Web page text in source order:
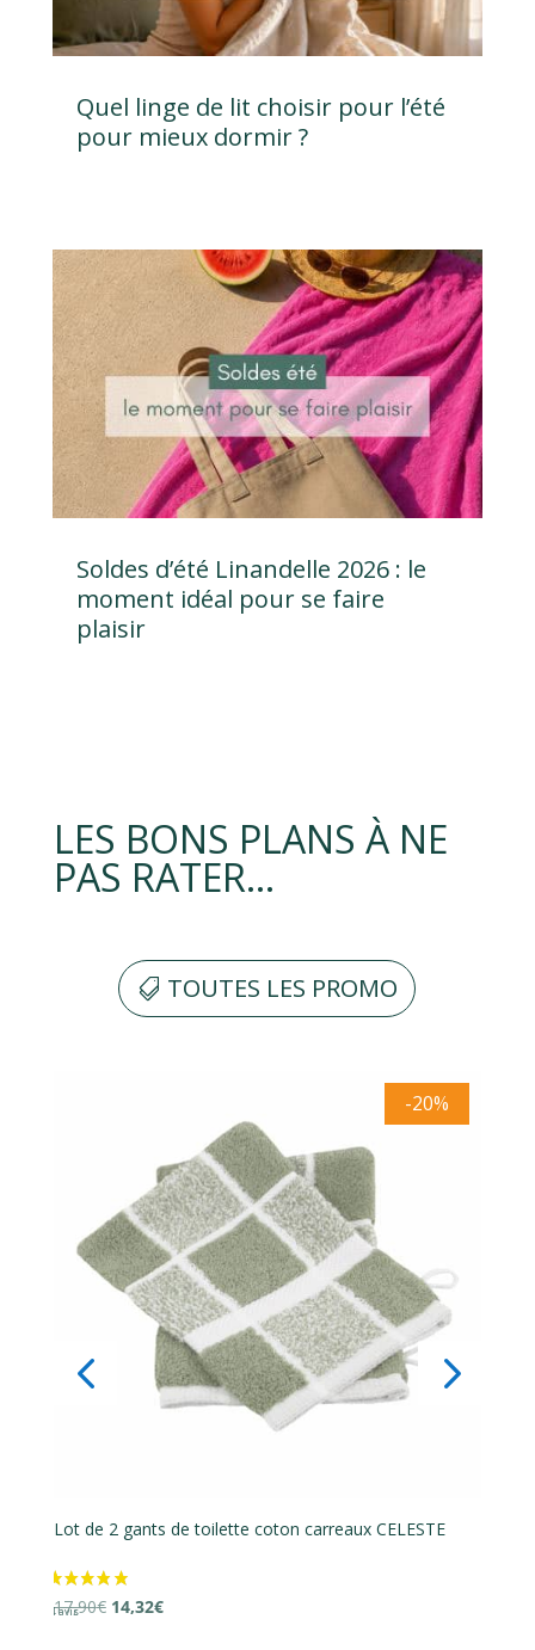
1 avis
6 avis
Quel linge de lit choisir pour l’été
pour mieux dormir ?
Soldes d’été Linandelle 2026 : le
moment idéal pour se faire
plaisir
LES BONS PLANS À NE
PAS RATER…
TOUTES LES PROMO
-20%
Lot de 2 gants de toilette coton eponge ESSENTIELLE
16,90€Le
13,52